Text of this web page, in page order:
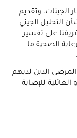
الجينات، وتقديم
التحليل الجيني
على تفسير
الصحية ما
الذين لديهم
للإصابة